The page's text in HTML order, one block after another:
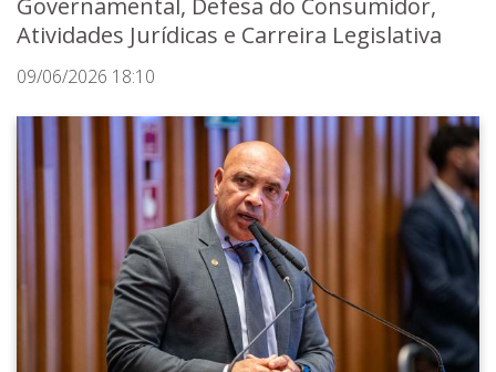
Atividades Jurídicas e Carreira Legislativa
09/06/2026 18:10